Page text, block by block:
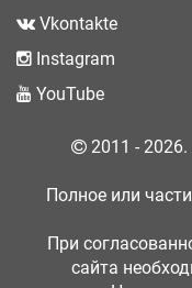
Vkontakte
Instagram
YouTube
2011 -
Полное или
При
сайта